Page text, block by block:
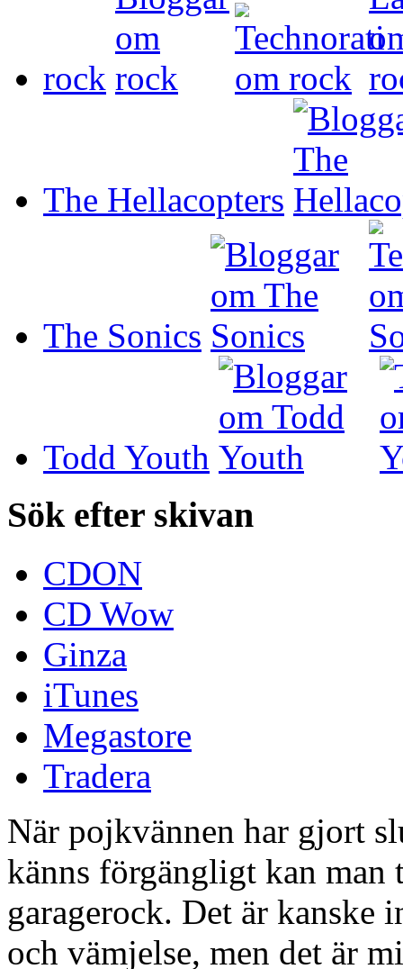
rock
The Hellacopters
The Sonics
Todd Youth
Sök efter skivan
CDON
CD Wow
Ginza
iTunes
Megastore
Tradera
När pojkvännen har gjort
känns förgängligt kan man
garagerock. Det är kanske
och vämjelse, men det är